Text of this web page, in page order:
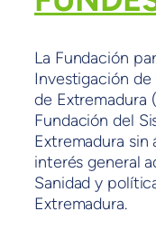
La Fundación
Investigación de
de Extremadura
Fundación del
Extremadura
interés general
Sanidad y
Extremadura.